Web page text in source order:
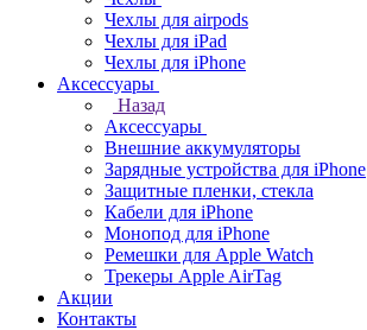
Чехлы для airpods
Чехлы для iPad
Чехлы для iPhone
Аксессуары
Назад
Аксессуары
Внешние аккумуляторы
Зарядные устройства для iPhone
Защитные пленки, стекла
Кабели для iPhone
Монопод для iPhone
Ремешки для Apple Watch
Трекеры Apple AirTag
Акции
Контакты